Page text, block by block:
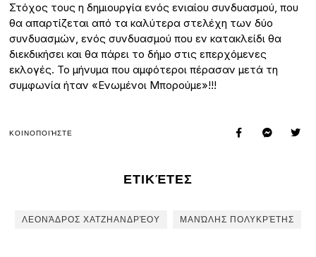
Στόχος τους η δημιουργία ενός ενιαίου συνδυασμού, που
θα απαρτίζεται από τα καλύτερα στελέχη των δύο
συνδυασμών, ενός συνδυασμού που εν κατακλείδι θα
διεκδικήσει και θα πάρει το δήμο στις επερχόμενες
εκλογές. Το μήνυμα που αμφότεροι πέρασαν μετά τη
συμφωνία ήταν «Ενωμένοι Μπορούμε»!!!
ΚΟΙΝΟΠΟΙΉΣΤΕ
ΕΤΙΚΈΤΕΣ
ΛΕΟΝΆΔΡΟΣ ΧΑΤΖΗΑΝΔΡΈΟΥ ΜΑΝΏΛΗΣ ΠΟΛΥΚΡΈΤΗΣ